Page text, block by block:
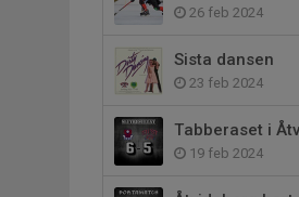
26 feb 2024
Sista dansen
23 feb 2024
Tabberaset i
19 feb 2024